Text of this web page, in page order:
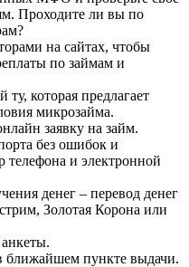
Проходите ли вы по
на сайтах, чтобы
по займам и
которая предлагает
микрозайма.
заявку на займ.
без ошибок и
и электронной
денег – перевод денег
Золотая Корона или
ближайшем пункте выдачи.